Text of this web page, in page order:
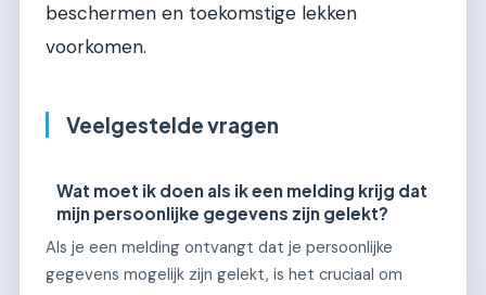
beschermen en toekomstige lekken
voorkomen.
Veelgestelde vragen
Wat moet ik doen als ik een melding krijg dat
mijn persoonlijke gegevens zijn gelekt?
Als je een melding ontvangt dat je persoonlijke
gegevens mogelijk zijn gelekt, is het cruciaal om